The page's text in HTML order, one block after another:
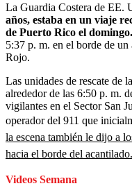
La Guardia Costera de EE.
años, estaba en un viaje
de Puerto Rico el domingo.
5:37 p. m. en el borde de
Rojo.
Las unidades de rescate de
alrededor de las 6:50 p. m.
vigilantes en el Sector San
operador del 911 que
la escena también le dijo a
hacia el borde del acantilado.
Videos Semana